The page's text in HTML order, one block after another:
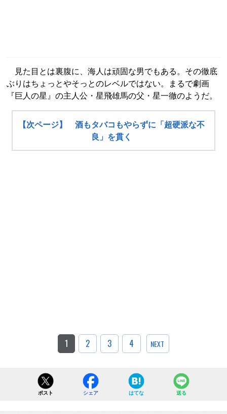
見た目とは裏腹に、海人は頑固な男でもある。その徹底
ぶりはちょっとやそっとのレベルではない。まるで劇画
『巨人の星』の主人公・星飛雄馬の父・星一徹のようだ。
【次ページ】 酒もタバコもやらずに「超硬派な不
良」を貫く
1 2 3 4 NEXT
ポスト シェア はてな 送る